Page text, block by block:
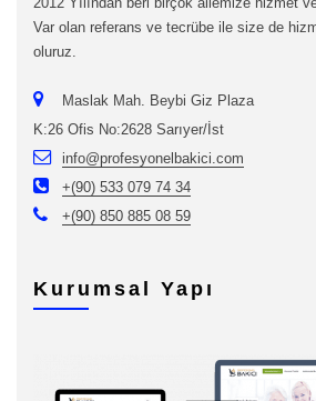
Var olan referans ve tecrübe ile size de
oluruz.
Maslak Mah. Beybi Giz Plaza
K:26 Ofis No:2628 Sarıyer/İst
info@profesyonelbakici.com
+(90) 533 079 74 34
+(90) 850 885 08 59
Kurumsal Yapı